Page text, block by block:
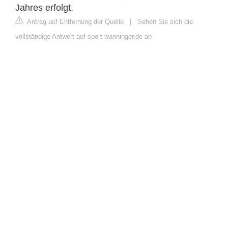
Jahres erfolgt.
Antrag auf Entfernung der Quelle | Sehen Sie sich die
vollständige Antwort auf sport-wanninger.de an